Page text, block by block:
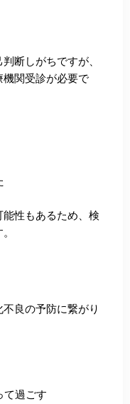
断しがちですが、
機関受診が必要で
性もあるため、検
良の予防に繋がり
て過ごす